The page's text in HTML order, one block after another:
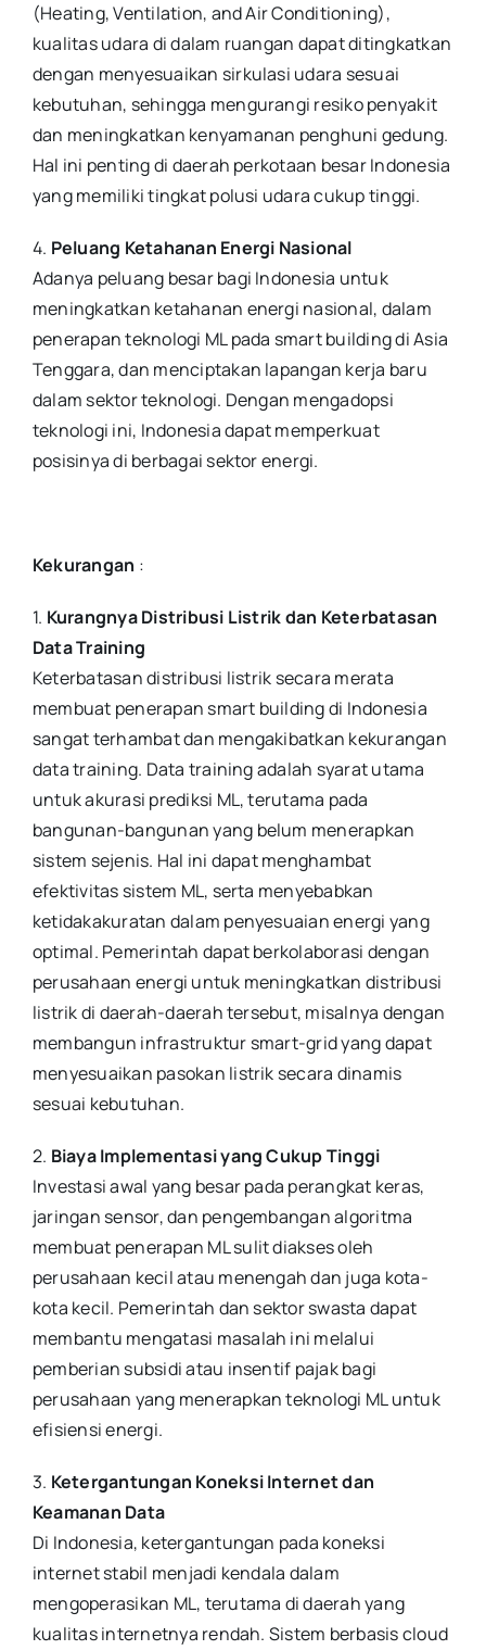
(Heating, Ventilation, and Air Conditioning),
kualitas udara di dalam ruangan dapat ditingkatkan
dengan menyesuaikan sirkulasi udara sesuai
kebutuhan, sehingga mengurangi resiko penyakit
dan meningkatkan kenyamanan penghuni gedung.
Hal ini penting di daerah perkotaan besar Indonesia
yang memiliki tingkat polusi udara cukup tinggi.
4. Peluang Ketahanan Energi Nasional
Adanya peluang besar bagi Indonesia untuk
meningkatkan ketahanan energi nasional, dalam
penerapan teknologi ML pada smart building di Asia
Tenggara, dan menciptakan lapangan kerja baru
dalam sektor teknologi. Dengan mengadopsi
teknologi ini, Indonesia dapat memperkuat
posisinya di berbagai sektor energi.
Kekurangan :
1. Kurangnya Distribusi Listrik dan Keterbatasan
Data Training
Keterbatasan distribusi listrik secara merata
membuat penerapan smart building di Indonesia
sangat terhambat dan mengakibatkan kekurangan
data training. Data training adalah syarat utama
untuk akurasi prediksi ML, terutama pada
bangunan-bangunan yang belum menerapkan
sistem sejenis. Hal ini dapat menghambat
efektivitas sistem ML, serta menyebabkan
ketidakakuratan dalam penyesuaian energi yang
optimal. Pemerintah dapat berkolaborasi dengan
perusahaan energi untuk meningkatkan distribusi
listrik di daerah-daerah tersebut, misalnya dengan
membangun infrastruktur smart-grid yang dapat
menyesuaikan pasokan listrik secara dinamis
sesuai kebutuhan.
2. Biaya Implementasi yang Cukup Tinggi
Investasi awal yang besar pada perangkat keras,
jaringan sensor, dan pengembangan algoritma
membuat penerapan ML sulit diakses oleh
perusahaan kecil atau menengah dan juga kota-
kota kecil. Pemerintah dan sektor swasta dapat
membantu mengatasi masalah ini melalui
pemberian subsidi atau insentif pajak bagi
perusahaan yang menerapkan teknologi ML untuk
efisiensi energi.
3. Ketergantungan Koneksi Internet dan
Keamanan Data
Di Indonesia, ketergantungan pada koneksi
internet stabil menjadi kendala dalam
mengoperasikan ML, terutama di daerah yang
kualitas internetnya rendah. Sistem berbasis cloud